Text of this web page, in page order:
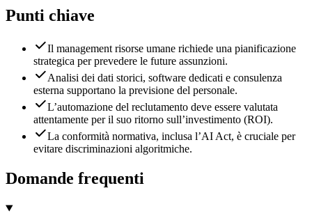
Punti chiave
Il management risorse umane richiede una pianificazione
strategica per prevedere le future assunzioni.
Analisi dei dati storici, software dedicati e consulenza
esterna supportano la previsione del personale.
L’automazione del reclutamento deve essere valutata
attentamente per il suo ritorno sull’investimento (ROI).
La conformità normativa, inclusa l’AI Act, è cruciale per
evitare discriminazioni algoritmiche.
Domande frequenti